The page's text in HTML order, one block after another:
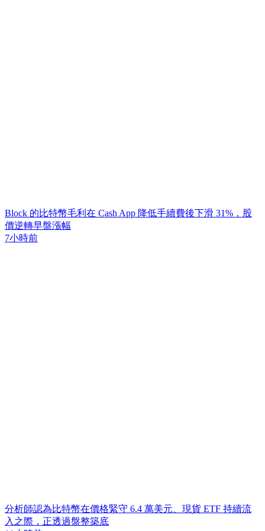
Block 的比特幣毛利在 Cash App 降低手續費後下滑 31%，股
價逆轉早盤漲幅
7小時前
分析師認為比特幣在價格緊守 6.4 萬美元、現貨 ETF 持續流
入之際，正透過盤整築底